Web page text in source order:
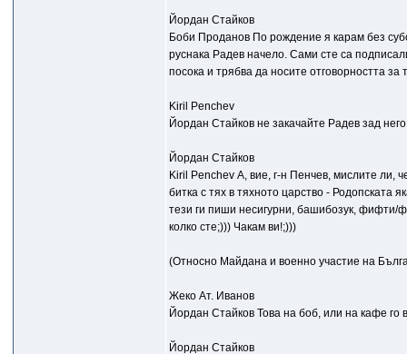
Йордан Стайков
Боби Проданов По рождение я карам без
руснака Радев начело. Сами сте са
посока и трябва да носите отговорността за
Kiril Penchev
Йордан Стайков не закачайте Радев зад
Йордан Стайков
Kiril Penchev А, вие, г-н Пенчев, мислите ли,
битка с тях в тяхното царство - Родопската
тези ги пиши несигурни, башибозук,
колко сте;))) Чакам ви!;)))
(Относно Майдана и военно участие на
Жеко Ат. Иванов
Йордан Стайков Това на боб, или на кафе го
Йордан Стайков